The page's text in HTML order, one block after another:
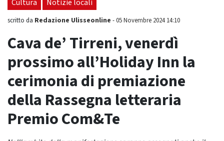
Cultura Notizie locali
scritto da Redazione Ulisseonline -05 Novembre 2024 14:10
Cava de’ Tirreni, venerdì
prossimo all’Holiday Inn la
cerimonia di premiazione
della Rassegna letteraria
Premio Com&Te